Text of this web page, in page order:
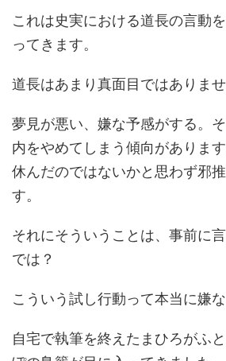
これは史実における道長の言動
ってきます。
道長はあまり真面目ではありませ
夢見が悪い、嫌な予感がする。
内をやめてしまう傾向がありま
休んだのではないかと思わず邪
す。
それにそういうことは、事前に
では？
こういう試し行動って本当に嫌な
自宅で執筆を終えたまひろがふ